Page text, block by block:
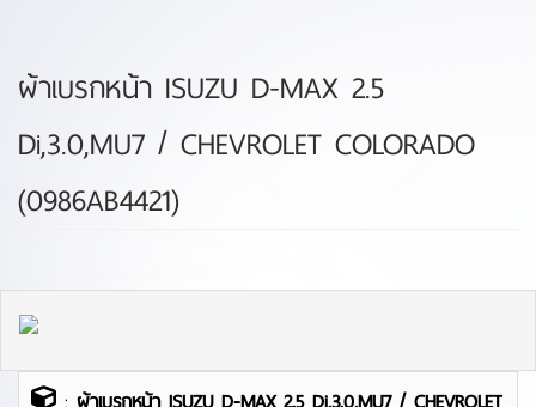
ผ้าเบรกหน้า ISUZU D-MAX 2.5
Di,3.0,MU7 / CHEVROLET COLORADO
(0986AB4421)